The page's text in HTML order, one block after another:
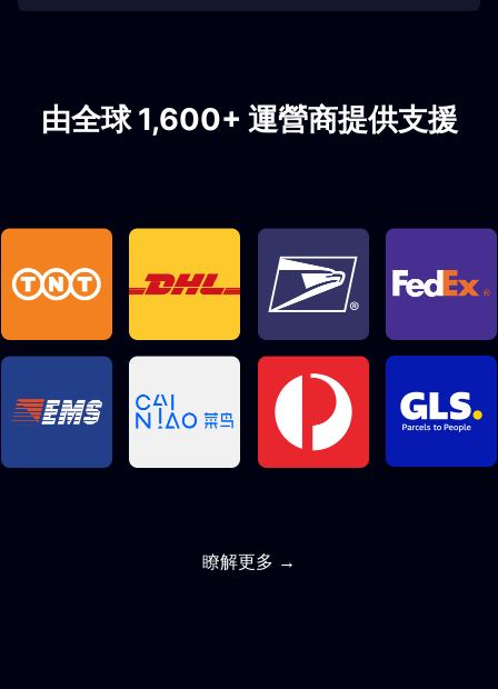
由全球 1,600+ 運營商提供支援
瞭解更多 →